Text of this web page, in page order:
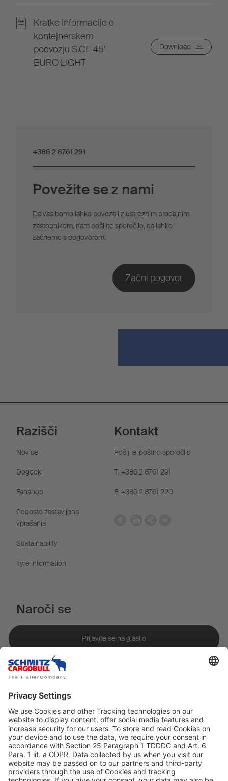
Kratke informacije o
kontejnerskem
podvozju S.CF 45’
EURO LIGHT
Download
+386 2 8761 291
Povežite se z nami
Da vas bomo lahko povezali z ustreznim prodajnim
zastopnikom, nam pošljite sporočilo, da lahko
začnemo s pogovorom!
Razišči
Novice
Dogodki
Fanshop
Pogosto zastavljena
vprašanja
Sustainability
Tyre information
Kontakt
Pošlji e-poštno sporočilo
T: +386 2 8761 291
F: +386 2 8761 220
Naroči se